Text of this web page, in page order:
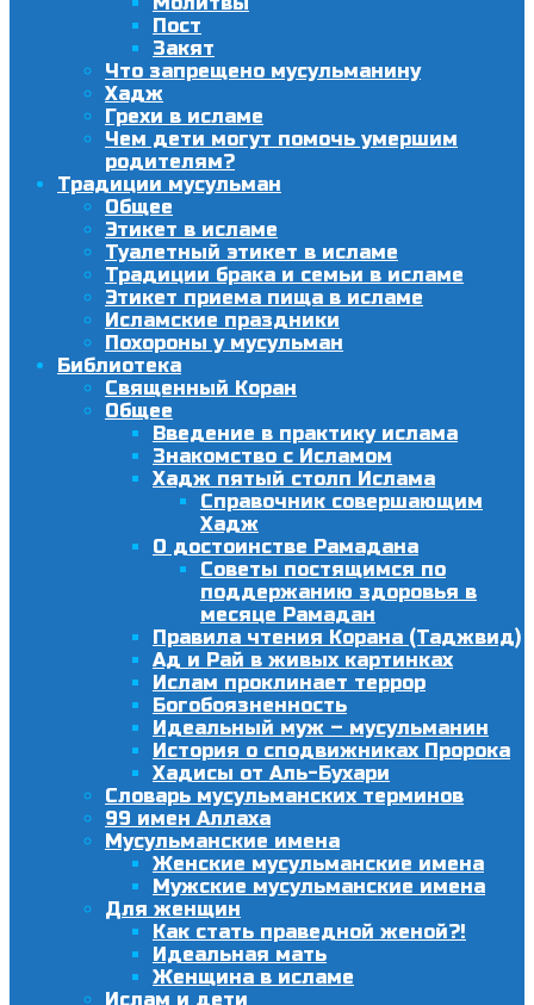
Пост
Закят
Что запрещено мусульманину
Хадж
Грехи в исламе
Чем дети могут помочь умершим
родителям?
Традиции мусульман
Общее
Этикет в исламе
Туалетный этикет в исламе
Традиции брака и семьи в исламе
Этикет приема пища в исламе
Исламские праздники
Похороны у мусульман
Библиотека
Священный Коран
Общее
Введение в практику ислама
Знакомство с Исламом
Хадж пятый столп Ислама
Справочник совершающим
Хадж
О достоинстве Рамадана
Советы постящимся по
поддержанию здоровья в
месяце Рамадан
Правила чтения Корана (Таджвид)
Ад и Рай в живых картинках
Ислам проклинает террор
Богобоязненность
Идеальный муж – мусульманин
История о сподвижниках Пророка
Хадисы от Аль-Бухари
Словарь мусульманских терминов
99 имен Аллаха
Мусульманские имена
Женские мусульманские имена
Мужские мусульманские имена
Для женщин
Как стать праведной женой?!
Идеальная мать
Женщина в исламе
Ислам и дети